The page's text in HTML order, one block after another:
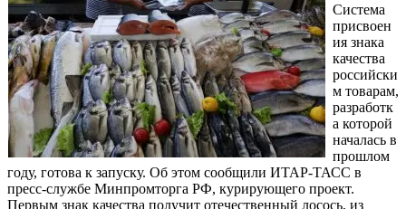
Система
присвоен
ия знака
качества
российски
м товарам,
разработк
а которой
началась в
прошлом
году, готова к запуску. Об этом сообщили ИТАР-ТАСС в
пресс-службе Минпромторга РФ, курирующего проект.
Первым знак качества получит отечественный лосось, из